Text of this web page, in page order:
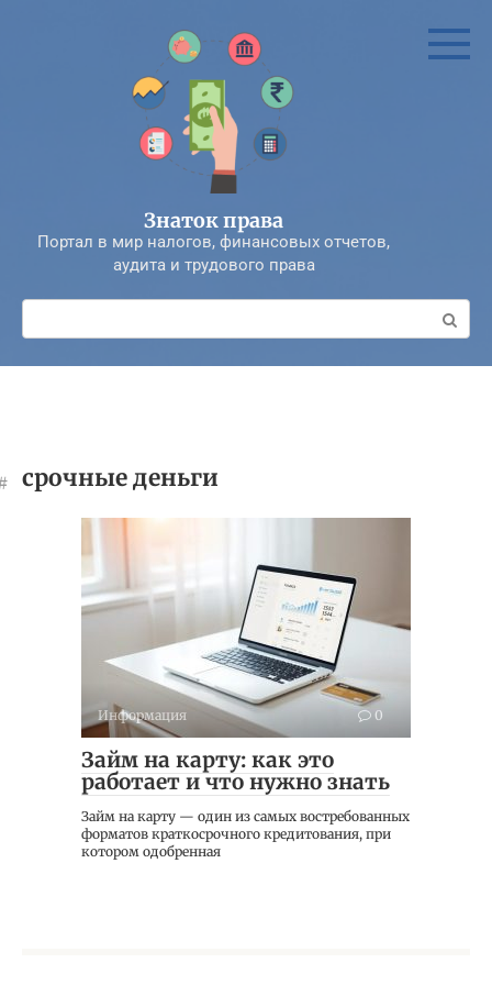
Знаток права
Портал в мир налогов, финансовых отчетов,
аудита и трудового права
Поиск:
срочные деньги
Информация 0
Займ на карту: как это
работает и что нужно знать
Займ на карту — один из самых востребованных
форматов краткосрочного кредитования, при
котором одобренная